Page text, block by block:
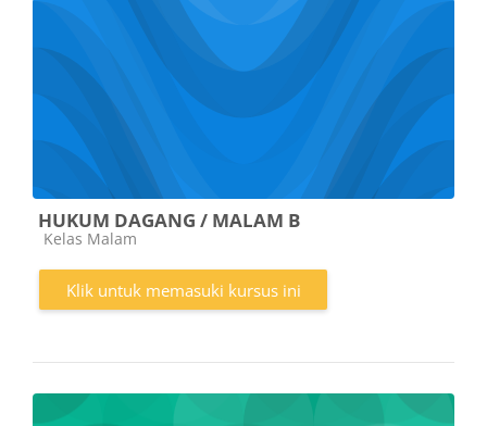
HUKUM DAGANG / MALAM B
Kategori kursus
Kelas Malam
Klik untuk memasuki kursus ini